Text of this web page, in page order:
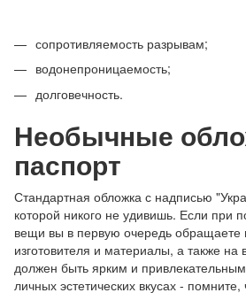
сопротивляемость разрывам;
водонепроницаемость;
долговечность.
Необычные
паспорт
Стандартная обложка с надписью
которой никого не удивишь. Если при
вещи вы в первую очередь
изготовителя и материалы, а также на
должен быть ярким и
личных эстетических вкусах -